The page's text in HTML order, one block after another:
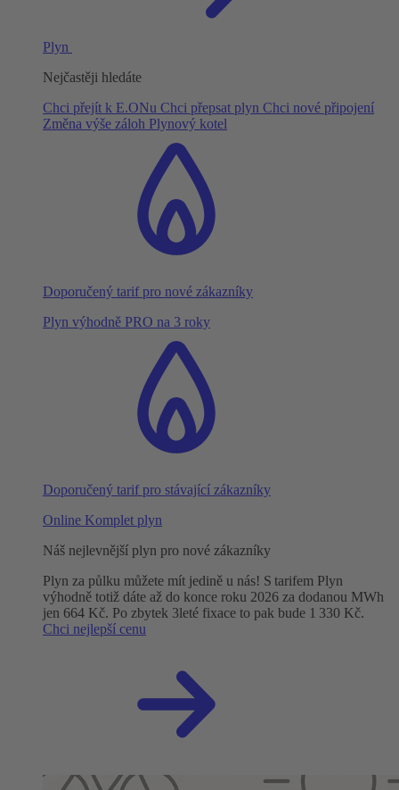
Plyn
Nejčastěji hledáte
Chci přejít k E.ONu Chci přepsat plyn Chci nové připojení
Změna výše záloh Plynový kotel
Doporučený tarif pro nové zákazníky
Plyn výhodně PRO na 3 roky
Doporučený tarif pro stávající zákazníky
Online Komplet plyn
Náš nejlevnější plyn pro nové zákazníky
Plyn za půlku můžete mít jedině u nás! S tarifem Plyn
výhodně totiž dáte až do konce roku 2026 za dodanou MWh
jen 664 Kč. Po zbytek 3leté fixace to pak bude 1 330 Kč.
Chci nejlepší cenu